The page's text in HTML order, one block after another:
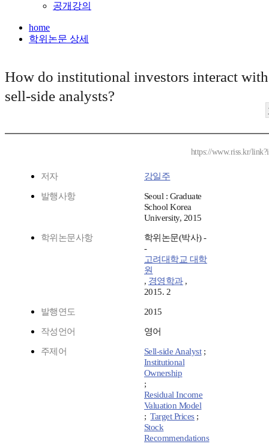
공개강의
home
학위논문 상세
How do institutional investors interact with
sell-side analysts?
https://www.riss.kr/
저자 강일주
발행사항
Seoul : Graduate
School Korea
University, 2015
학위논문사항
학위논문(박사) -
-
고려대학교 대학
원
, 경영학과 ,
2015. 2
발행연도 2015
작성언어 영어
주제어 Sell-side Analyst;
Institutional
Ownership
;
Residual Income
Valuation Model
;Target Prices ;
Stock
Recommendations